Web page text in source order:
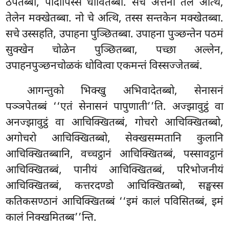
तेलेन मक्खेतब्बा. नो चे अत्थि, तस्स सन्तकेन मक्खेतब्बा.
सचे उस्सहति, उपाहना पुञ्छितब्बा. उपाहना पुञ्छन्तेन पठमं
सुक्खेन चोळेन पुञ्छितब्बा, पच्छा अल्लेन,
उपाहनपुञ्छनचोळकं धोवित्वा एकमन्तं विस्सज्जेतब्बं.
आगन्तुको भिक्खु अभिवादेतब्बो, सेनासनं
पञ्ञपेतब्बं ‘‘एतं सेनासनं पापुणाती’’ति. अज्झावुट्ठं वा
अनज्झावुट्ठं वा आचिक्खितब्बं, गोचरो आचिक्खितब्बो,
अगोचरो आचिक्खितब्बो, सेक्खसम्मतानि कुलानि
आचिक्खितब्बानि, वच्चट्ठानं आचिक्खितब्बं, पस्सावट्ठानं
आचिक्खितब्बं, पानीयं आचिक्खितब्बं, परिभोजनीयं
आचिक्खितब्बं, कत्तरदण्डो आचिक्खितब्बो, सङ्घस्स
कतिकसण्ठानं आचिक्खितब्बं ‘‘इमं कालं पविसितब्बं, इमं
कालं निक्खमितब्ब’’न्ति.